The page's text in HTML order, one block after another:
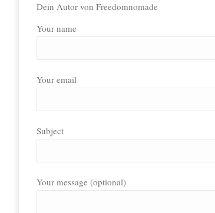
Dein Autor von Freedomnomade
Your name
Your email
Subject
Your message (optional)